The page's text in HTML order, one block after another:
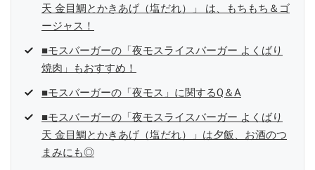
天 金目鯛とかきあげ（塩だれ）」 は、もちもち＆ゴ
ージャス！
■モスバーガーの「夜モスライスバーガー よくばり
焼肉」もおすすめ！
■モスバーガーの「夜モス」に関するQ＆A
■モスバーガーの「夜モスライスバーガー よくばり
天 金目鯛とかきあげ（塩だれ）」は夕飯、お酒のつ
まみにも◎